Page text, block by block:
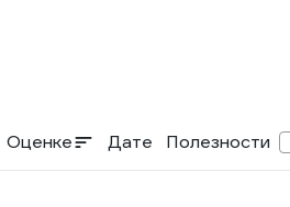
Оценке Дате Полезности